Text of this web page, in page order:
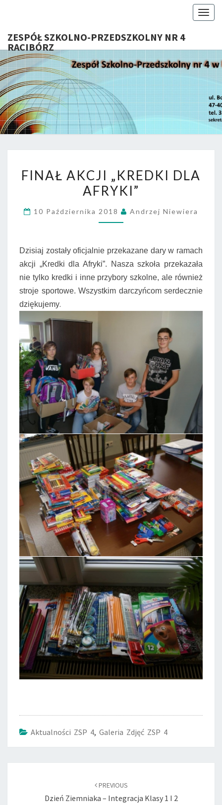
ZESPÓŁ SZKOLNO-PRZEDSZKOLNY NR 4
RACIBÓRZ
Serdecznie
Witamy Na
Stronie
Internetowej
ZSP Nr 4 W
Raciborzu
AKCJI
„KREDKI
AFRYKI”
FINAŁ AKCJI „KREDKI DLA
AFRYKI”
10 Października 2018 Andrzej Niewiera
Dzisiaj zostały oficjalnie przekazane dary w ramach
akcji „Kredki dla Afryki”. Nasza szkoła przekazała
nie tylko kredki i inne przybory szkolne, ale również
stroje sportowe. Wszystkim darczyńcom serdecznie
dziękujemy.
Aktualności ZSP 4, Galeria Zdjęć ZSP 4
PREVIOUS
Dzień Ziemniaka – Integracja Klasy 1 I 2